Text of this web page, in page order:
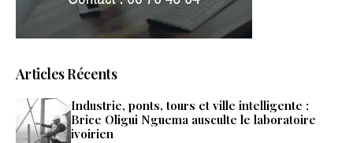
Articles Récents
Industrie, ponts, tours et ville intelligente :
Brice Oligui Nguema ausculte le laboratoire
ivoirien